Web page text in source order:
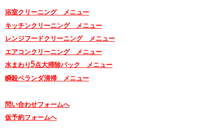
浴室クリーニング メニュー
キッチンクリーニング メニュー
レンジフードクリーニング メニュー
エアコンクリーニング メニュー
水まわり5点大掃除パック メニュー
瞬殺ベランダ清掃 メニュー
問い合わせフォームへ
仮予約フォームへ